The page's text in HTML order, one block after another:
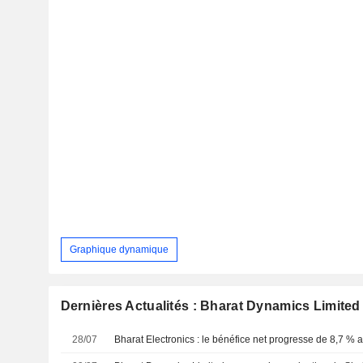
Graphique dynamique
Dernières Actualités : Bharat Dynamics Limited
28/07